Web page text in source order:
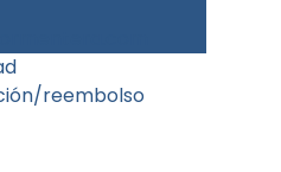
reembolso